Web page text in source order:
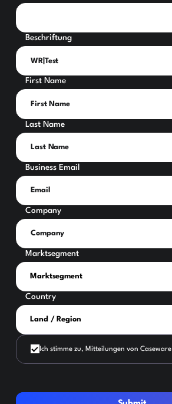
Beschriftung
First Name
Last Name
Business Email
Company
Marktsegment
Country
Ich stimme zu, Mitteilungen von